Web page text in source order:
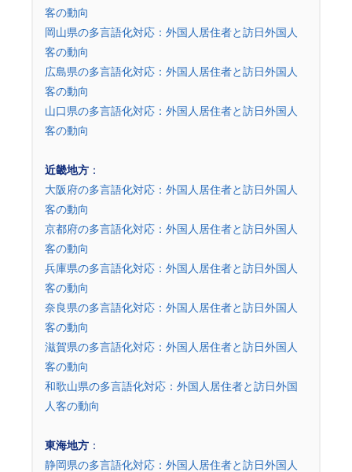
客の動向
岡山県の多言語化対応：外国人居住者と訪日外国人
客の動向
広島県の多言語化対応：外国人居住者と訪日外国人
客の動向
山口県の多言語化対応：外国人居住者と訪日外国人
客の動向
近畿地方 ：
大阪府の多言語化対応：外国人居住者と訪日外国人
客の動向
京都府の多言語化対応：外国人居住者と訪日外国人
客の動向
兵庫県の多言語化対応：外国人居住者と訪日外国人
客の動向
奈良県の多言語化対応：外国人居住者と訪日外国人
客の動向
滋賀県の多言語化対応：外国人居住者と訪日外国人
客の動向
和歌山県の多言語化対応：外国人居住者と訪日外国
人客の動向
東海地方 ：
静岡県の多言語化対応：外国人居住者と訪日外国人